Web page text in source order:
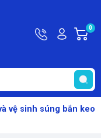
Hotline
0363
616
Tài
khoản
Khách
0
vệ sinh súng bắn keo